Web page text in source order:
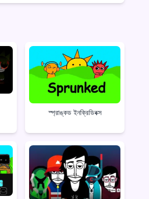
স্প্রাঙ্কড ইনক্রিডিবক্স